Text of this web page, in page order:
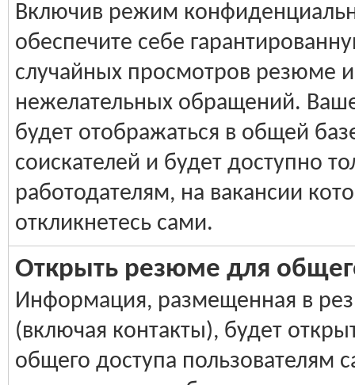
Включив режим
обеспечите себе
случайных просмотров резюме и
нежелательных обращений.
будет отображаться в общей
соискателей и будет доступно
работодателям, на вакансии
откликнетесь сами.
Открыть резюме для
Информация, размещенная в
(включая контакты), будет
общего доступа пользователям